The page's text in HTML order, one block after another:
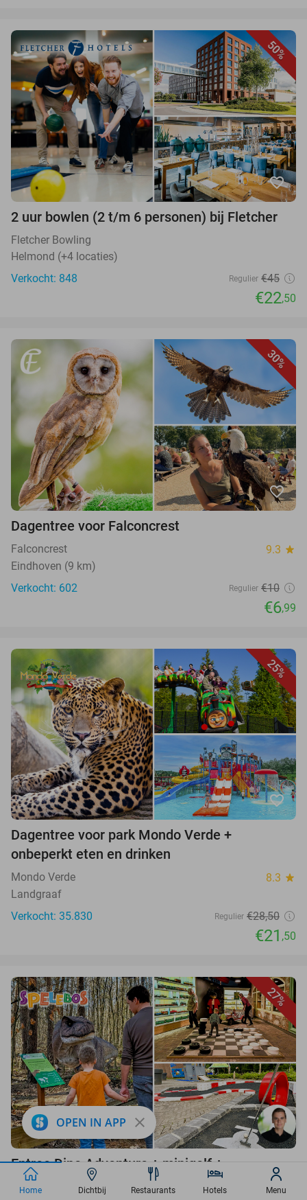
50%
favorite_border
2 uur bowlen (2 t/m 6 personen) bij Fletcher
Fletcher Bowling
Helmond (+4 locaties)
Verkocht: 848
Regulier €45
€22,50
30%
favorite_border
Dagentree voor Falconcrest
Falconcrest 9.3 star
Eindhoven (9 km)
Verkocht: 602
Regulier €10
€6,99
25%
favorite_border
Dagentree voor park Mondo Verde +
onbeperkt eten en drinken
Mondo Verde 8.3 star
Landgraaf
Verkocht: 35.830
Regulier €28,50
€21 ,50
27%
favorite_border
Entree Dino Adventure + minigolf +
speelgoedmuseum
OPEN IN APP close
Home Dichtbij Restaurants Hotels Menu